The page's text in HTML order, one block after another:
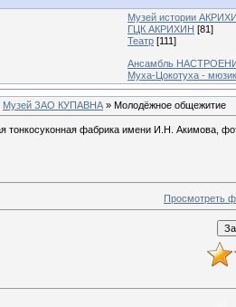
Музей истории
ГЦК АКРИХИН [81]
Театр [111]
Ансамбль
Муха-Цокотуха -
Музей ЗАО КУПАВНА » Молодёжное общежитие
тонкосуконная фабрика имени И.Н. Акимова,
Просмотреть